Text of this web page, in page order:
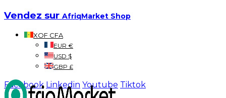
Vendez sur AfriqMarket Shop
XOF CFA
EUR €
USD $
GBP £
Facebook Linkedin Youtube Tiktok